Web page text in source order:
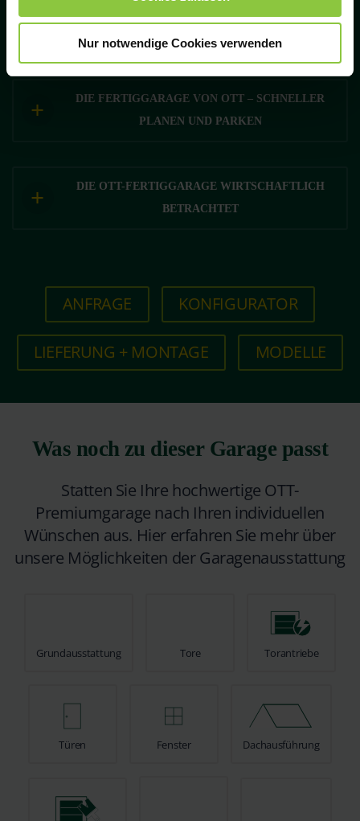
Klammer-Symbol eingeblendet, mit dem Sie die
Einstellungen aufrufen können. Bitte beachten Sie, dass
auf Basis Ihrer Einstellungen womöglich nicht mehr alle
Funktionalitäten der Seite zur Verfügung stehen. Hinweis
Daten in den USA durch Google: Indem Sie auf „Alle
zulassen“ klicken, willigen Sie gem. Art. 49 Abs. 1 S. 1 lit.
wie in der EU nicht gewährleistet werden kann. In diesem
Fall ist es möglich, dass die übermittelten Daten durch
Sie in unserenDatenschutzhinweisen .
Nur notwendige Cookies verwenden
WELCHE MASSE SIND BEI EINER FERTIGGARAGE M
ÖGLICH?
DIE FERTIGGARAGE VON OTT – SCHNELLER
PLANEN UND PARKEN
DIE OTT-FERTIGGARAGE WIRTSCHAFTLICH
BETRACHTET
ANFRAGE KONFIGURATOR
LIEFERUNG + MONTAGE MODELLE
Was noch zu dieser Garage passt
Statten Sie Ihre hochwertige OTT-
Premiumgarage nach Ihren individuellen
Wünschen aus. Hier erfahren Sie mehr über
unsere Möglichkeiten der Garagenausstattung
Grundausstattung Tore Torantriebe
Türen Fenster Dachausführung